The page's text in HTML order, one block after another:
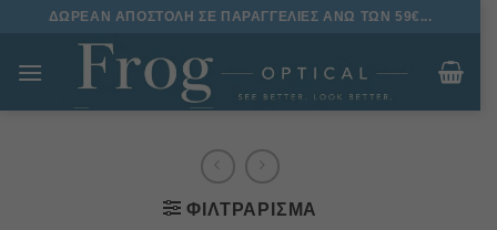
Μετάβαση
περιεχόμενο
ΔΩΡΕΑΝ ΑΠΟΣΤΟΛΗ ΣΕ ΠΑΡΑΓΓΕΛΙΕΣ ΑΝΩ ΤΩΝ 59€...
ΦΙΛΤΡΆΡΙΣΜΑ